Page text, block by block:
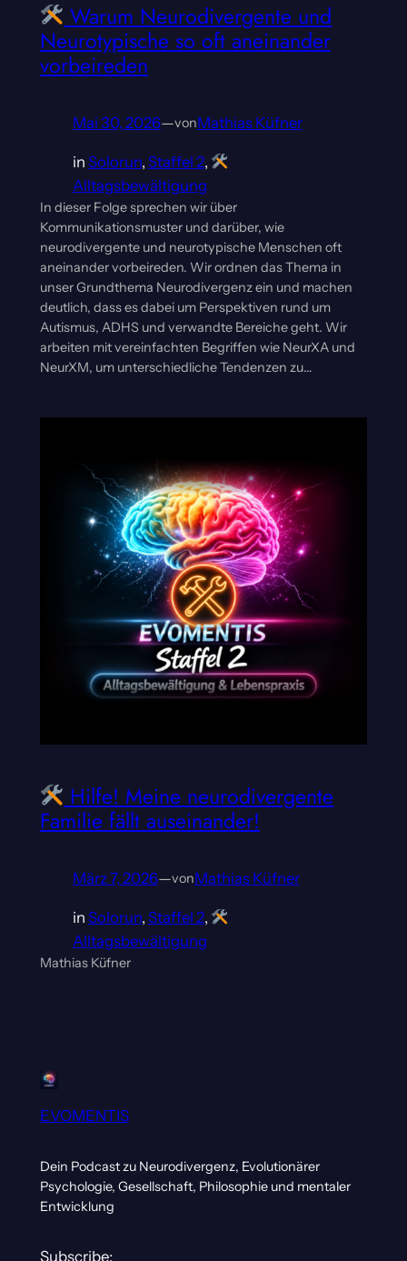
Warum Neurodivergente und
Neurotypische so oft aneinander
vorbeireden
Mai 30, 2026—vonMathias Küfner
in Solorun, Staffel 2,
Alltagsbewältigung
In dieser Folge sprechen wir über
Kommunikationsmuster und darüber, wie
neurodivergente und neurotypische Menschen oft
aneinander vorbeireden. Wir ordnen das Thema in
unser Grundthema Neurodivergenz ein und machen
deutlich, dass es dabei um Perspektiven rund um
Autismus, ADHS und verwandte Bereiche geht. Wir
arbeiten mit vereinfachten Begriffen wie NeurXA und
NeurXM, um unterschiedliche Tendenzen zu…
Hilfe! Meine neurodivergente
Familie fällt auseinander!
März 7, 2026—vonMathias Küfner
in Solorun, Staffel 2,
Alltagsbewältigung
Mathias Küfner
EVOMENTIS
Dein Podcast zu Neurodivergenz, Evolutionärer
Psychologie, Gesellschaft, Philosophie und mentaler
Entwicklung
Subscribe: